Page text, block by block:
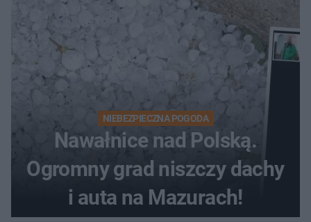
NIEBEZPIECZNA POGODA
Nawałnice nad Polską.
Ogromny grad niszczy dachy
i auta na Mazurach!